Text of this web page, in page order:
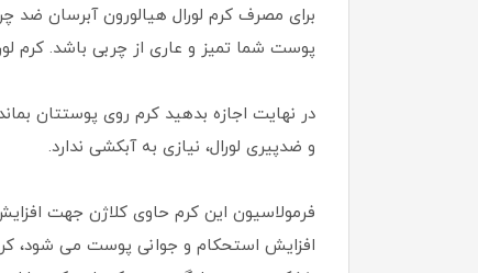
پوست شما تمیز و عاری از چربی باشد. کرم
در نهایت اجازه بدهید کرم روی پوستتان
و ضدپیری لورال، نیازی به آبکشی ندارد.
فرمولاسیون این کرم حاوی کلاژن جهت